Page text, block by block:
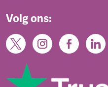
Volg ons: